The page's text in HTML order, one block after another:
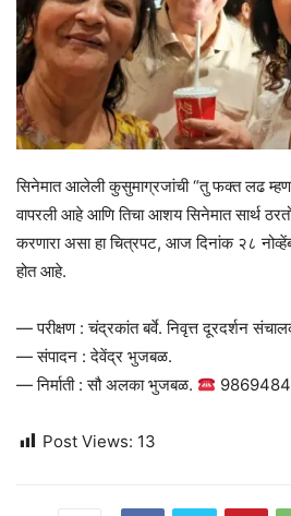
सिनेमात आलेली कुसुमाग्रजांची “तु फक्त लढ
वापरली आहे आणि तिचा आशय सिनेमात सार्थ
करणारा असा हा चित्रपट, आज दिनांक २८
होत आहे.
— परीक्षण : चंद्रकांत बर्वे. निवृत्त दूरदर्शन
— संपादन : देवेंद्र भुजबळ.
— निर्माती : सौ अलका भुजबळ.
Post Views: 13